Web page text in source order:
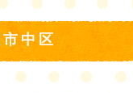
中区